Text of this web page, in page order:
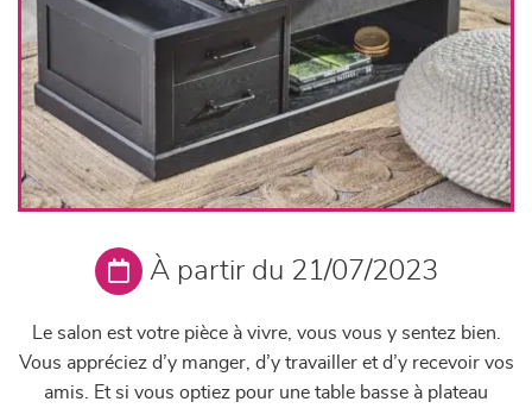
À partir du 21/07/2023
Le salon est votre pièce à vivre, vous vous y sentez bien.
Vous appréciez d’y manger, d’y travailler et d’y recevoir vos
amis. Et si vous optiez pour une table basse à plateau